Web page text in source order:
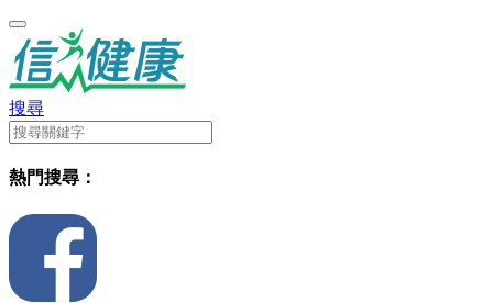
搜尋
熱門搜尋：